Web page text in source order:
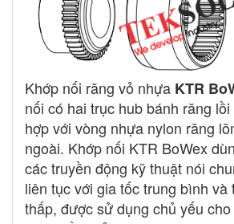
Khớp nối răng vỏ nhựa KTR
nối có hai trục hub bánh răng
hợp với vòng nhựa nylon răng
ngoài. Khớp nối KTR BoWex
các truyền động kỹ thuật nói
liên tục với gia tốc trung bình và
thấp, được sử dụng chủ yếu